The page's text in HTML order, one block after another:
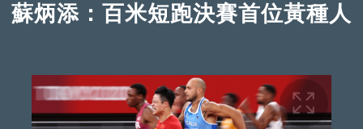
蘇炳添：百米短跑決賽首位黃種人